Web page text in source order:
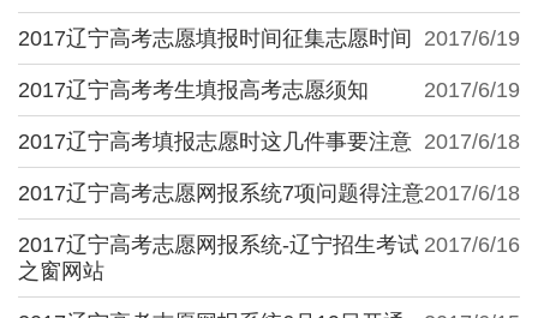
2017/6/19
2017辽宁高考志愿填报时间征集志愿时间
2017/6/19
2017辽宁高考考生填报高考志愿须知
2017/6/18
2017辽宁高考填报志愿时这几件事要注意
2017/6/18
2017辽宁高考志愿网报系统7项问题得注意
2017/6/16
2017辽宁高考志愿网报系统-辽宁招生考试
之窗网站